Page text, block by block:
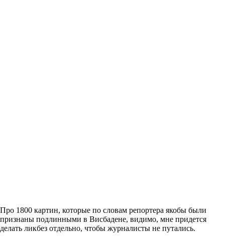
Про 1800 картин, которые по словам репортера якобы были
признаны подлинными в Висбадене, видимо, мне придется
делать ликбез отдельно, чтобы журналисты не путались.